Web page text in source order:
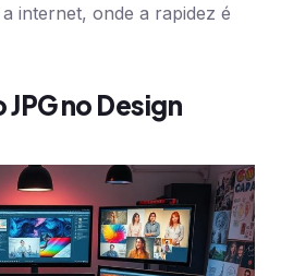
internet, onde a rapidez é
no Design